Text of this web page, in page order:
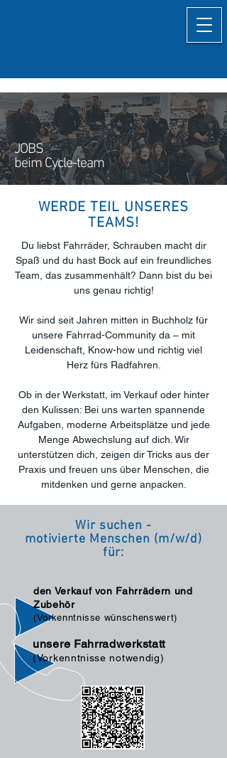
JOBS
beim Cycle-team
WERDE TEIL UNSERES
TEAMS!
Du liebst Fahrräder, Schrauben macht dir
Spaß und du hast Bock auf ein freundliches
Team, das zusammenhält? Dann bist du bei
uns genau richtig!
Wir sind seit Jahren mitten in Buchholz für
unsere Fahrrad-Community da – mit
Leidenschaft, Know-how und richtig viel
Herz fürs Radfahren.
Ob in der Werkstatt, im Verkauf oder hinter
den Kulissen: Bei uns warten spannende
Aufgaben, moderne Arbeitsplätze und jede
Menge Abwechslung auf dich. Wir
unterstützen dich, zeigen dir Tricks aus der
Praxis und freuen uns über Menschen, die
mitdenken und gerne anpacken.
Wir suchen -
motivierte Menschen (m/w/d)
für:
den Verkauf von Fahrrädern und
Zubehör
(Vorkenntnisse wünschenswert)
unsere Fahrradwerkstatt
(Vorkenntnisse notwendig)